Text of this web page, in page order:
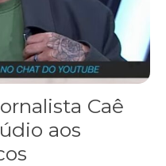
Caê
aos